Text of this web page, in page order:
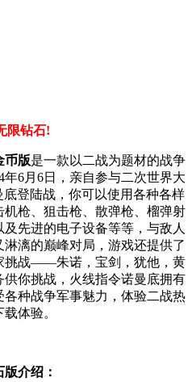
限钻石!
币版是一款以二战为题材的战争
6月6日，亲自参与二次世界大
登陆战，你可以使用各种各样
枪、狙击枪、散弹枪、榴弹射
先进的电子设备等等，与敌人
漓的巅峰对局，游戏还提供了
挑战——朱诺，宝剑，犹他，黄
你挑战，火线指令诺曼底拥有
种战争军事魅力，体验二战热
体验。
介绍：